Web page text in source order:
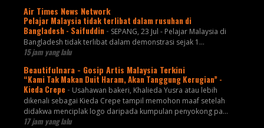
Air Times News Network
Pelajar Malaysia tidak terlibat dalam rusuhan di
Bangladesh - Saifuddin - SEPANG, 23 Jul - Pelajar Malaysia di
Bangladesh tidak terlibat dalam demonstrasi sejak 1…
15 jam yang lalu
Beautifulnara - Gosip Artis Malaysia Terkini
“Kami Tak Makan Duit Haram, Akan Tanggung Kerugian” -
Kieda Crepe - Usahawan bakeri, Khalieda Yusra atau lebih
dikenali sebagai Kieda Crepe tampil memohon maaf setelah
didakwa menciplak logo daripada kumpulan penyokong pa...
17 jam yang lalu